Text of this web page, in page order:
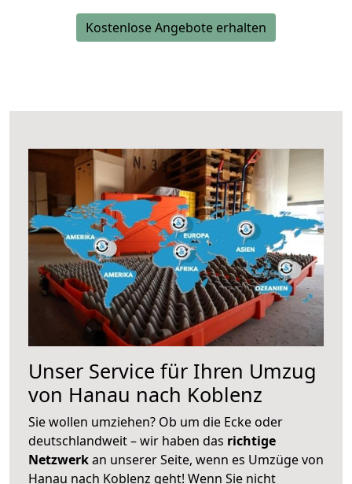
Kostenlose Angebote erhalten
Unser Service für Ihren Umzug
von Hanau nach Koblenz
Sie wollen umziehen? Ob um die Ecke oder
deutschlandweit – wir haben das richtige
Netzwerkan unserer Seite, wenn es Umzüge von
Hanau nach Koblenz geht! Wenn Sie nicht